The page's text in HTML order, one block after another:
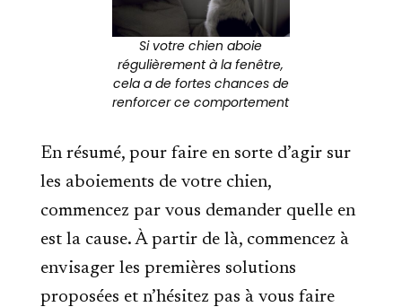
Si votre chien aboie
régulièrement à la fenêtre,
cela a de fortes chances de
renforcer ce comportement
En résumé, pour faire en sorte d’agir sur
les aboiements de votre chien,
commencez par vous demander quelle en
est la cause. À partir de là, commencez à
envisager les premières solutions
proposées et n’hésitez pas à vous faire